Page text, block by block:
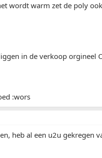
wordt warm zet de poly
in de verkoop orgineel
:wors
heb al een u2u gekregen